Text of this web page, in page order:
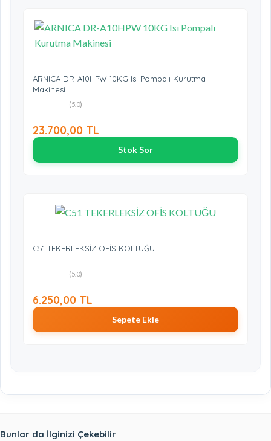
ARNICA DR-A10HPW 10KG Isı Pompalı Kurutma
Makinesi
(5.0)
23.700,00 TL
Stok Sor
C51 TEKERLEKSİZ OFİS KOLTUĞU
(5.0)
6.250,00 TL
Sepete Ekle
Bunlar da İlginizi Çekebilir